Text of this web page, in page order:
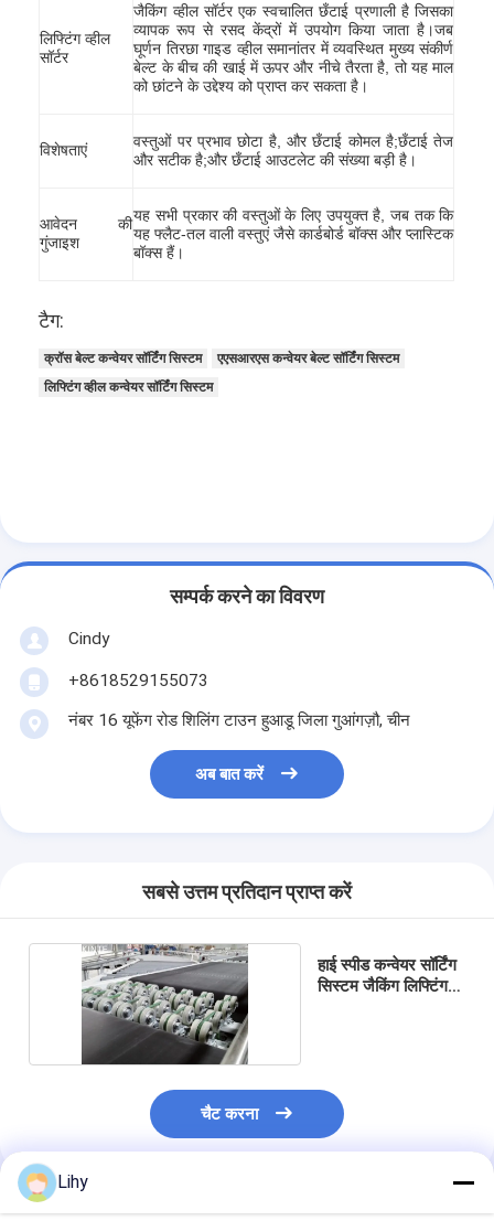
हमारे बारे में
लिफ्टिंग व्हील
सॉर्टर
जैकिंग व्हील सॉर्टर एक स्वचालित छँटाई प्रणाली है जिसका
व्यापक रूप से रसद केंद्रों में उपयोग किया जाता है।जब
घूर्णन तिरछा गाइड व्हील समानांतर में व्यवस्थित मुख्य संकीर्ण
बेल्ट के बीच की खाई में ऊपर और नीचे तैरता है, तो यह माल
को छांटने के उद्देश्य को प्राप्त कर सकता है।
विशेषताएं
वस्तुओं पर प्रभाव छोटा है, और छँटाई कोमल है;छँटाई तेज
और सटीक है;और छँटाई आउटलेट की संख्या बड़ी है।
आवेदन की
गुंजाइश
यह सभी प्रकार की वस्तुओं के लिए उपयुक्त है, जब तक कि
यह फ्लैट-तल वाली वस्तुएं जैसे कार्डबोर्ड बॉक्स और प्लास्टिक
बॉक्स हैं।
टैग:
क्रॉस बेल्ट कन्वेयर सॉर्टिंग सिस्टम
एएसआरएस कन्वेयर बेल्ट सॉर्टिंग सिस्टम
लिफ्टिंग व्हील कन्वेयर सॉर्टिंग सिस्टम
सम्पर्क करने का विवरण
Cindy
+8618529155073
नंबर 16 यूफेंग रोड शिलिंग टाउन हुआडू जिला गुआंगज़ौ, चीन
अब बात करें
सबसे उत्तम प्रतिदान प्राप्त करें
हाई स्पीड कन्वेयर सॉर्टिंग
सिस्टम जैकिंग लिफ्टिंग
चैट करना
अनुशंसित उत्पाद
Lihy